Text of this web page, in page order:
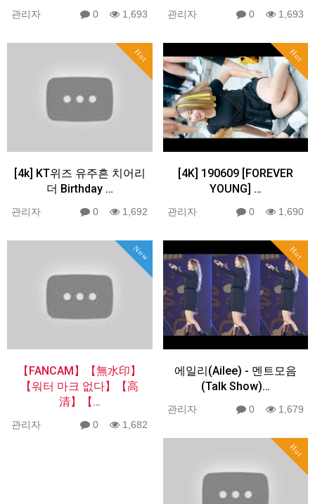
관리자 0 1,693 관리자 0 1,693
Hot
[4k] KT위즈 유주흔 치어리
더 Birthday …
관리자 0 1,692
Hot
[4K] 190609 [FOREVER
YOUNG] …
관리자 0 1,690
Now
【FANCAM】【無水印】
【워터 마크 없다】【高
清】【…
관리자 0 1,682
Hot
에일리(Ailee) - 멘트모음
(Talk Show)…
관리자 0 1,679
Hot